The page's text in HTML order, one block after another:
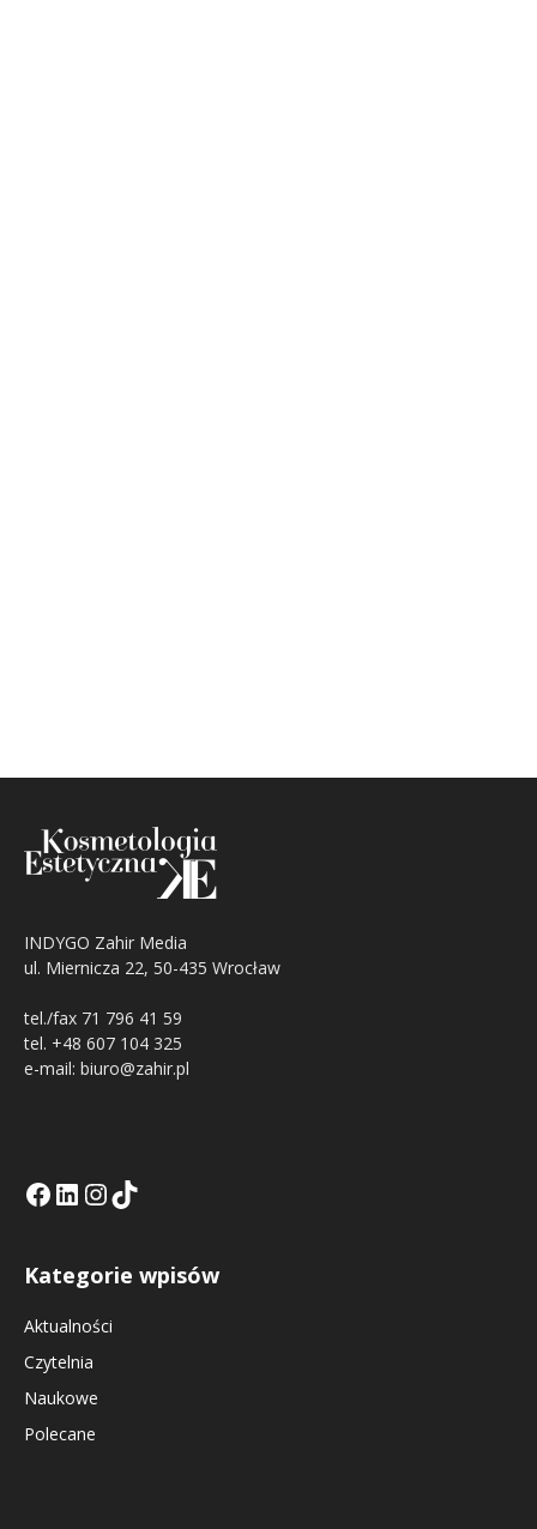
INDYGO Zahir Media
ul. Miernicza 22, 50-435 Wrocław
tel./fax 71 796 41 59
tel. +48 607 104 325
e-mail: biuro@zahir.pl
Facebook
LinkedIn
Tik Tok KEInstagramm KE
Kategorie wpisów
Aktualności
Czytelnia
Naukowe
Polecane